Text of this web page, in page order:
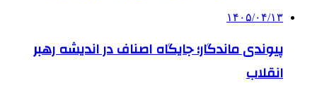
۱۴۰۵/۰۴/۱۳
پیوندی ماندگار؛ جایگاه اصناف در اندیشه رهبر
انقلاب